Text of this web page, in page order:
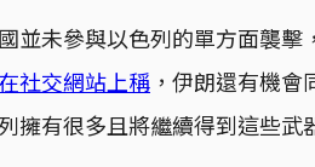
並未參與以色列的單方面襲
在社交網站上稱 ，伊朗還有機
擁有很多且將繼續得到這些武